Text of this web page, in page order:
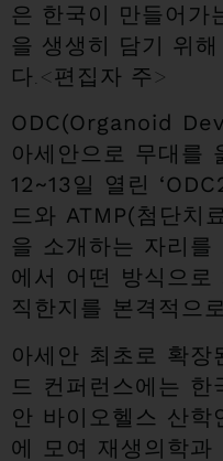
은 한국이 만들어가
을 생생히 담기 위
다.<편집자 주>
ODC(Organoid
아세안으로 무대를
12~13일 열린
드와 ATMP(첨단치
을 소개하는 자리
에서 어떤 방식으
직한지를 본격적으
아세안 최초로 확장
드 컨퍼런스에는 한
안 바이오헬스 산학
에 모여 재생의학과